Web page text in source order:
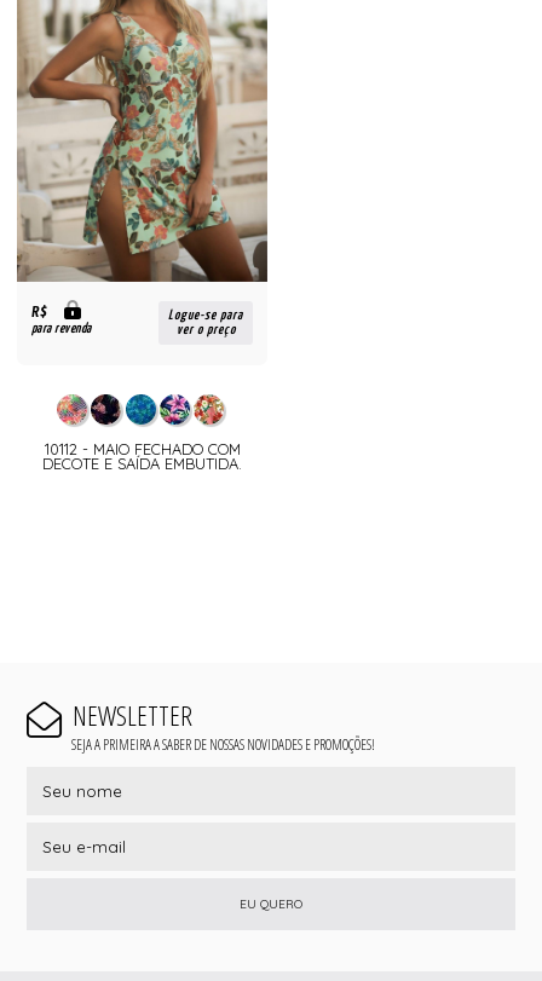
R$
para revenda
Logue-se para
ver o preço
10112 - MAIO FECHADO COM
DECOTE E SAÍDA EMBUTIDA.
NEWSLETTER
SEJA A PRIMEIRA A SABER DE NOSSAS NOVIDADES E PROMOÇÕES!
EU QUERO